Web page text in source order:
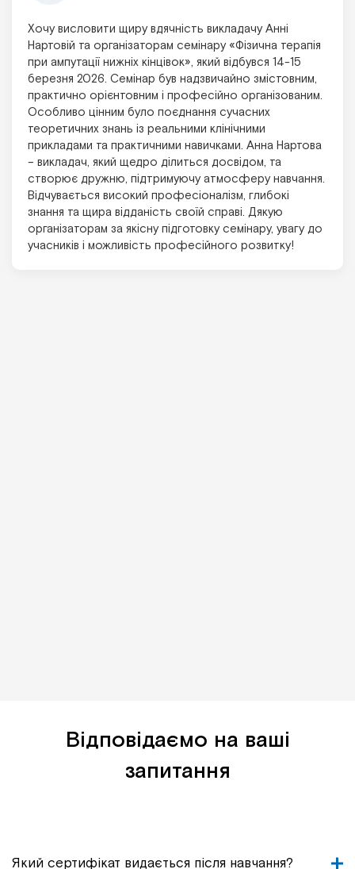
Хочу висловити щиру вдячність викладачу Анні
Нартовій та організаторам семінару «Фізична терапія
при ампутації нижніх кінцівок», який відбувся 14-15
березня 2026. Семінар був надзвичайно змістовним,
практично орієнтовним і професійно організованим.
Особливо цінним було поєднання сучасних
теоретичних знань із реальними клінічними
прикладами та практичними навичками. Анна Нартова
– викладач, який щедро ділиться досвідом, та
створює дружню, підтримуючу атмосферу навчання.
Відчувається високий професіоналізм, глибокі
знання та щира відданість своїй справі. Дякую
організаторам за якісну підготовку семінару, увагу до
учасників і можливість професійного розвитку!
Відповідаємо на ваші
запитання
Який сертифікат видається після навчання?